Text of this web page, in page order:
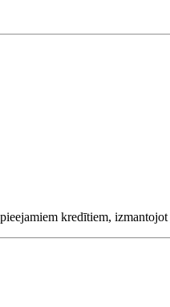
kredītiem, izmantojot